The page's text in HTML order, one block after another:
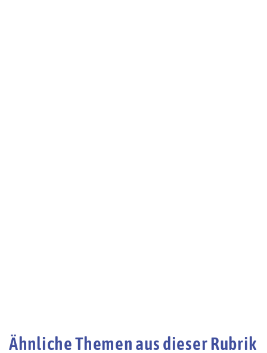
Ähnliche Themen aus dieser Rubrik